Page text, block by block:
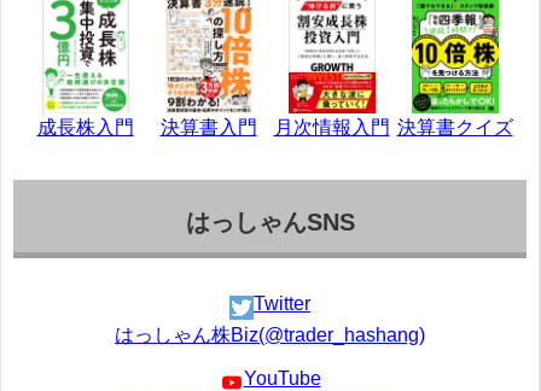
成長株入門 決算書入門 月次情報入門 決算書クイズ
はっしゃんSNS
Twitter
はっしゃん株Biz(@trader_hashang)
YouTube